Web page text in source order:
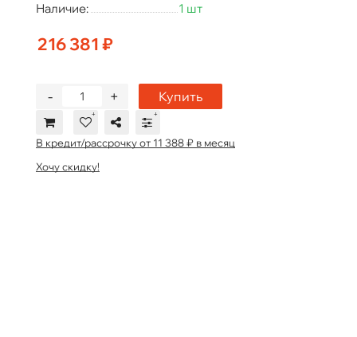
Наличие:
1 шт
216 381 ₽
+
- Купить
В кредит/рассрочку от 11 388 ₽ в месяц
Хочу скидку!